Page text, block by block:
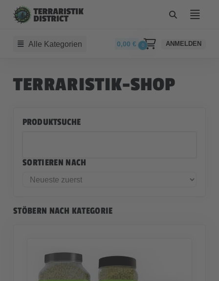
Alle Kategorien 0,00€ 0 ANMELDEN
TERRARISTIK-SHOP
PRODUKTSUCHE
SORTIEREN NACH
STÖBERN NACH KATEGORIE